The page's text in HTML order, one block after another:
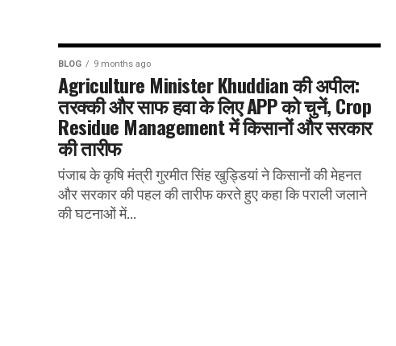
BLOG 9 months ago
Agriculture Minister Khuddian की अपील:
तरक्की और साफ हवा के लिए APP को चुनें, Crop
Residue Management में किसानों और सरकार
की तारीफ
पंजाब के कृषि मंत्री गुरमीत सिंह खुड्डियां ने किसानों की मेहनत
और सरकार की पहल की तारीफ करते हुए कहा कि पराली जलाने
की घटनाओं में...